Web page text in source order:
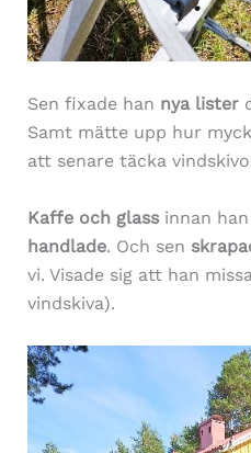
Sen fixade han nya lister
Samt mätte upp hur
att senare täcka
Kaffe och glass innan
handlade. Och sen
vi. Visade sig att han
vindskiva).